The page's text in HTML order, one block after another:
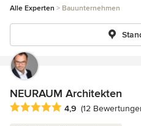
Alle Experten Bauunternehmen
NEURAUM Architekten
Durchschnittliche Bewertung:
4,9 (12